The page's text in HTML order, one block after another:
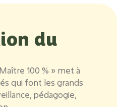
du
100 % » met à
qui font les grands
pédagogie,